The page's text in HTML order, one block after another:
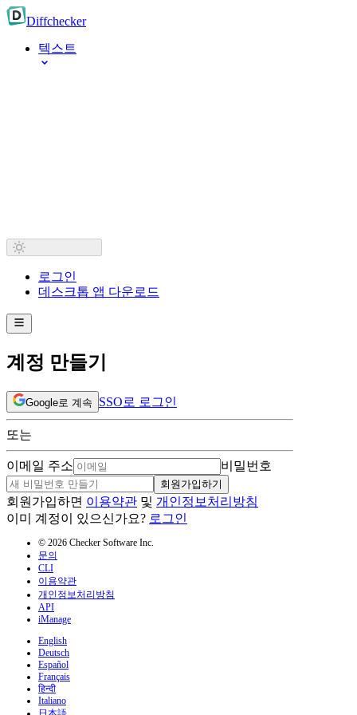
Diffchecker
텍스트
로그인
데스크톱 앱 다운로드
계정 만들기
Google로 계속 SSO로 로그인
또는
이메일 주소 비밀번호
회원가입하기
회원가입하면 이용약관 및 개인정보처리방침
이미 계정이 있으신가요? 로그인
© 2026 Checker Software Inc.
문의
CLI
이용약관
개인정보처리방침
API
iManage
English
Deutsch
Español
Français
हिन्दी
Italiano